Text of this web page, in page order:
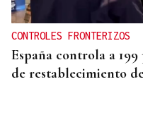
CONTROLES FRONTERIZOS
España controla a
de restablecimiento